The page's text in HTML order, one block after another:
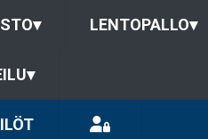
▾ LENTOPALLO▾
▾